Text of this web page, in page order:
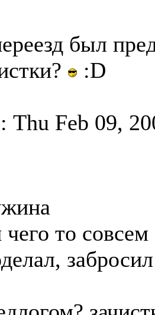
был
:D
Thu Feb 09,
чего то